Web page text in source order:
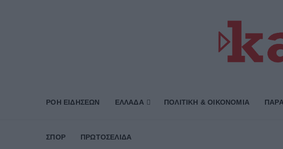
ΡΟΗ ΕΙΔΗΣΕΩΝ ΕΛΛΑΔΑ ΠΟΛΙΤΙΚΗ & ΟΙΚΟΝΟΜΙΑ
ΣΠΟΡ ΠΡΩΤΟΣΈΛΙΔΑ